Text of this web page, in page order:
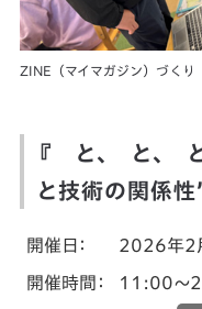
ZINE（マイマガジン）づくり
『 と、 と、
と技術の関係性
開催日： 2026年2月
開催時間： 11:00～